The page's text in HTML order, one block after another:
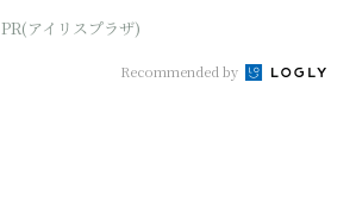
PR(アイリスプラザ)
Recommended by